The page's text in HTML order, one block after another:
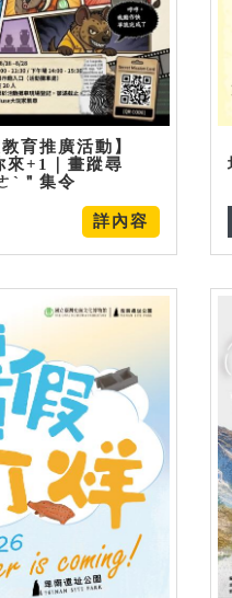
育推廣活動】
來+1｜畫蹤尋
ˋ＂集令
詳內容